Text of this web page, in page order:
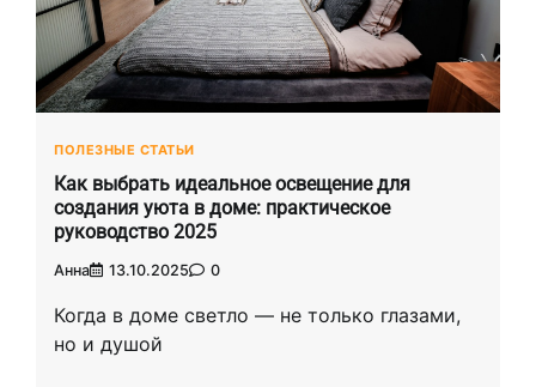
ПОЛЕЗНЫЕ СТАТЬИ
Как выбрать идеальное освещение для
создания уюта в доме: практическое
руководство 2025
Анна 13.10.2025 0
Когда в доме светло — не только глазами,
но и душой